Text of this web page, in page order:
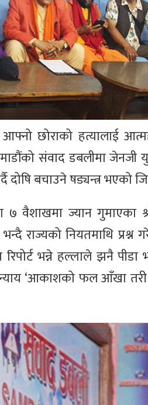
छोराको हत्यालाई
संवाद डबलीमा जेनजी
दोषि बचाउने षड्यन्त्र
७ वैशाखमा ज्यान गुमाएका
राज्यको नियतमाथि
रिपोर्ट भन्ने हल्लाले झनै
न्याय ‘आकाशको फल आँखा